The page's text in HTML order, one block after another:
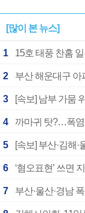
[많이 본 뉴스]
1 15호 태풍 찬홈
2 부산 해운대구
3 [속보] 남부 가뭄
4 까마귀 탓?…폭염
5 [속보] 부산·김해
6 ‘혐오표현’ 쓰면
7 부산·울산·경남